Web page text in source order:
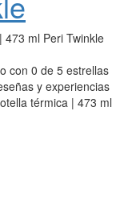
473 ml Peri Twinkle
con 0 de 5 estrellas
y experiencias
térmica | 473 ml